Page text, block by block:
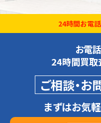
24時間お電
お電
24時間買取
ご相談・お
まずはお気